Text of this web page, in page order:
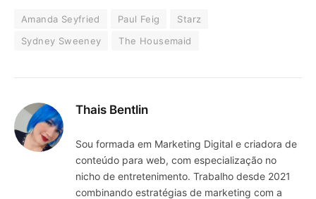
Amanda Seyfried Paul Feig
Starz
Sydney Sweeney
The Housemaid
Thais Bentlin
Sou formada em Marketing Digital e criadora de
conteúdo para web, com especialização no
nicho de entretenimento. Trabalho desde 2021
combinando estratégias de marketing com a